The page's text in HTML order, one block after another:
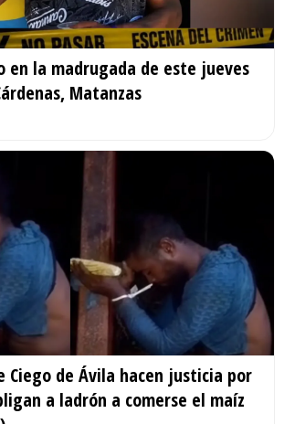
en la madrugada de este jueves
Matanzas
Ciego de Ávila hacen justicia por
a ladrón a comerse el maíz